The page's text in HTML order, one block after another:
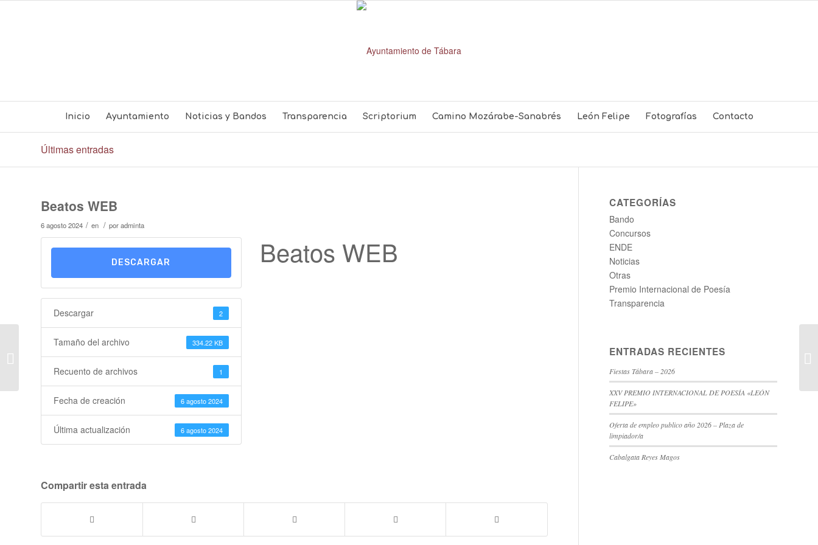
Inicio Ayuntamiento Noticias y Bandos Transparencia Scriptorium Camino Mozárabe-Sanabrés León Felipe Fotografías Contacto
Últimas entradas
Beatos WEB
6 agosto 2024 / en / poradminta
DESCARGAR
Descargar 2
Tamaño del archivo 334.22 KB
Recuento de archivos 1
Fecha de creación 6 agosto 2024
Última actualización 6 agosto 2024
Beatos WEB
Compartir esta entrada
CATEGORÍAS
Bando
Concursos
ENDE
Noticias
Otras
Premio Internacional de Poesía
Transparencia
ENTRADAS RECIENTES
Fiestas Tábara – 2026
XXV PREMIO INTERNACIONAL DE POESÍA «LEÓN
FELIPE»
Oferta de empleo publico año 2026 – Plaza de
limpiador/a
Cabalgata Reyes Magos
Anuncio Tarifas Municipales